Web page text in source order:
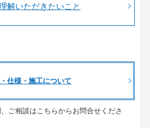
解いただきたいこと
仕様・施工について
ご相談はこちらからお問合せくださ